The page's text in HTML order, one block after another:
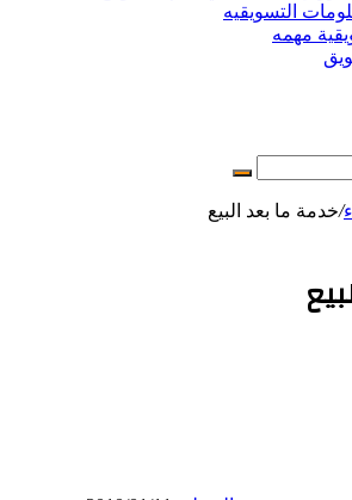
التسويقيه
مهمه
بحث
عن
/خدمة ما بعد البيع